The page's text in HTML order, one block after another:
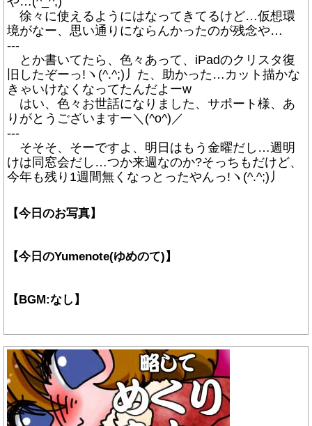
徐々に使えるようにはなってきてるけど…仮想環
境がなー、思い通りにならんかったのが残念や…
---
とか書いてたら、色々あって、iPadのクリスタ復
旧したぞーっ!ヽ(^.^;)丿た、助かった…カット描かな
きゃいけなくなってたんだよーw
はい、色々お世話になりました、サポート様、あ
りがとうございますー＼(^o^)／
---
そそそ、そーですよ、明日はもう金曜だし…週明
けは同窓会だし…つか来週なのか?そっちもだけど、
今年も残り1週間無くなっとったやんっ!ヽ(^.^;)丿
【今日のお写真】
【今日のYumenote(ゆめのて)】
【BGM:なし】